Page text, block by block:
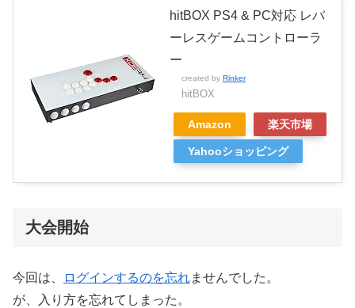
hitBOX PS4 & PC対応 レバ
ーレスゲームコントローラ
ー
created by Rinker
hitBOX
Amazon 楽天市場
Yahooショッピング
大会開始
今回は、 ログインするのを忘れませんでした。
が、入り方を忘れてしまった。